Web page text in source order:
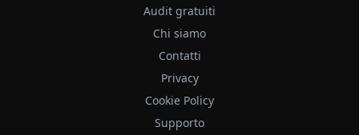
Audit gratuiti
Chi siamo
Contatti
Privacy
Cookie Policy
Supporto